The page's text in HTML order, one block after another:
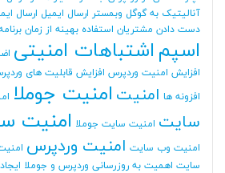
آنالیتیک به گوگل وبمستر ارسال ایمیل ارسال
دست دادن مشتریان استفاده بهینه از زمان
اسپم اشتباهات امنیتی
افزایش امنیت وردپرس افزایش قابلیت های
افزونه ها امنیت امنیت جوملا
سایت امنیت سایت جوملا امنیت
امنیت وب سایت امنیت وردپرس
سایت اهمیت به روزرسانی وردپرس و جوملا